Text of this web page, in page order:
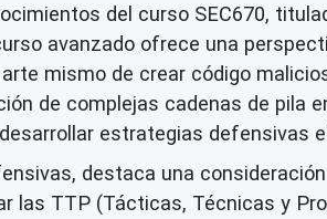
del curso SEC670,
avanzado ofrece una
mismo de crear código
de complejas cadenas de pila
estrategias defensivas
destaca una
las TTP (Tácticas, Técnicas y